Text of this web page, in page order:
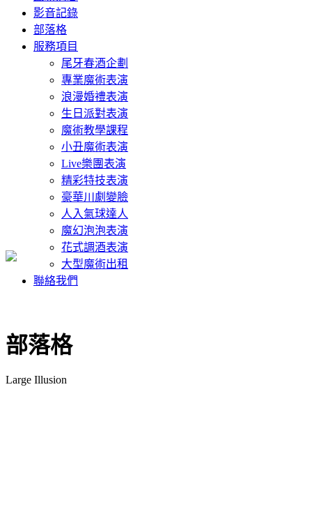
影音記錄
部落格
服務項目
尾牙春酒企劃
專業魔術表演
浪漫婚禮表演
生日派對表演
魔術教學課程
小丑魔術表演
Live樂團表演
精彩特技表演
豪華川劇變臉
人入氣球達人
魔幻泡泡表演
花式調酒表演
大型魔術出租
聯絡我們
部落格
Large Illusion